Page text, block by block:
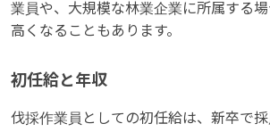
業員や、大規模な林業企業に所属する
高くなることもあります。
初任給と年収
伐採作業員としての初任給は、新卒で